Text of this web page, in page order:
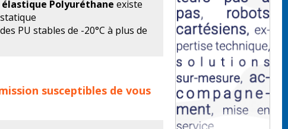
Polyuréthane existe
PU stables de -20°C à plus de
nos courroies dans lecatalogue
de transmission courroies de
susceptibles de vous